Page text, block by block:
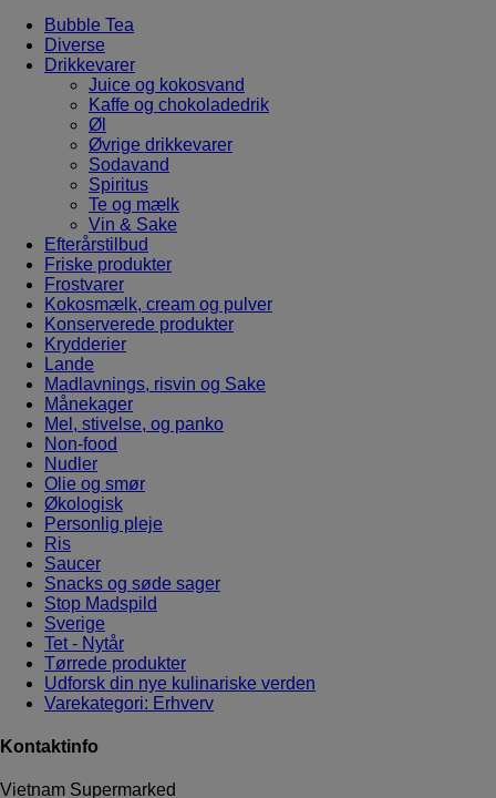
Bubble Tea
Diverse
Drikkevarer
Juice og kokosvand
Kaffe og chokoladedrik
Øl
Øvrige drikkevarer
Sodavand
Spiritus
Te og mælk
Vin & Sake
Efterårstilbud
Friske produkter
Frostvarer
Kokosmælk, cream og pulver
Konserverede produkter
Krydderier
Lande
Madlavnings, risvin og Sake
Månekager
Mel, stivelse, og panko
Non-food
Nudler
Olie og smør
Økologisk
Personlig pleje
Ris
Saucer
Snacks og søde sager
Stop Madspild
Sverige
Tet - Nytår
Tørrede produkter
Udforsk din nye kulinariske verden
Varekategori: Erhverv
Kontaktinfo
Vietnam Supermarked